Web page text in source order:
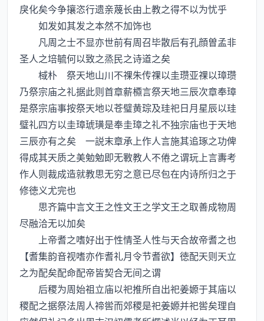
戾化矣今争攘恣行遗亲蔑长由上教之得不以为忧乎
如发如其发之本然不加饰也
凡周之士不显亦世前有周召毕散后有孔顔曽孟非
圣人之培毓何以致之烝民之诗道之矣
棫朴 祭天地山川不祼朱传祼以圭瓒亚祼以璋瓒
乃祭宗庙之礼据此则首章薪槱言祭天地三辰次章奉璋
是祭宗庙事按祭天地以苍璧黄琮及珪祀日月星辰以珪
璧礼四方以圭璋琥璜是奉圭璋之礼不独宗庙也于天地
三辰亦有之矣 一説末章承上作人言施其追琢之功俾
得成其天质之美勉勉即无斁教人不倦之谓玩上言夀考
作人则裁成造就教思无穷之意已尽包在内诗所归之于
修徳义尤完也
思齐篇中言文王之性文王之学文王之取善成物周
尽融洽无以加矣
上帝耆之嗜好出于性情圣人性与天合故帝耆之也
【耆集韵音视嗜亦作耆礼月令节耆欲】徳配天则天立
之为配矣配命配帝皆契合无间之谓
后稷为周始祖立庙以祀推所自出祀姜嫄于其庙以
稷配之据祭法周人禘喾而郊稷是祀姜嫄并祀喾矣理自